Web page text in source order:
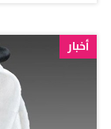
التطرف فظاهرة
الخارجية بدأت
الجماعات
بالمال والسلاح
أخبار